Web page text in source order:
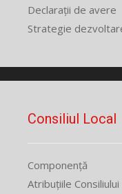
Declarații de avere
Strategie
Consiliul Local
Componență
Atribuțiile Consiliului